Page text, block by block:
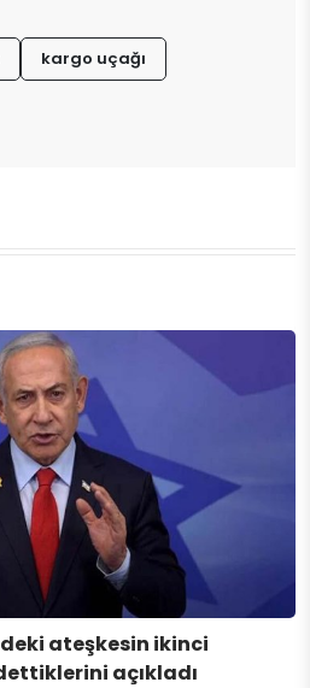
kargo uçağı
ateşkesin ikinci
açıkladı